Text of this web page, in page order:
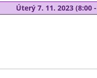
Úterý 7. 11. 2023 (8:00